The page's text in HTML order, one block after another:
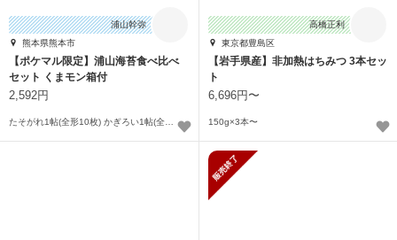
浦山幹弥
熊本県熊本市
【ポケマル限定】浦山海苔食べ比べ
セット くまモン箱付
2,592円
高橋正利
東京都豊島区
【岩手県産】非加熱はちみつ 3本セッ
ト
6,696円〜
150g×3本〜